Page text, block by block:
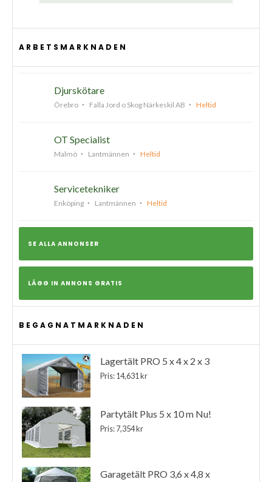
ARBETSMARKNADEN
Djurskötare
Örebro Falla Jord o Skog Närkeskil AB Heltid
OT Specialist
Malmö Lantmännen Heltid
Servicetekniker
Enköping Lantmännen Heltid
SE ALLA ANNONSER
LÄGG IN ANNONS GRATIS
BEGAGNATMARKNADEN
Lagertält PRO 5 x 4 x 2 x 3
Pris: 14,631 kr
Partytält Plus 5 x 10 m Nu!
Pris: 7,354 kr
Garagetält PRO 3,6 x 4,8 x